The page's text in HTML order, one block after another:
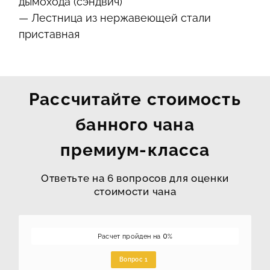
— Лестница из нержавеющей стали
приставная
Рассчитайте стоимость
банного чана
премиум-класса
Ответьте на 6 вопросов для оценки
стоимости чана
Расчет пройден на 0%
Вопрос 1